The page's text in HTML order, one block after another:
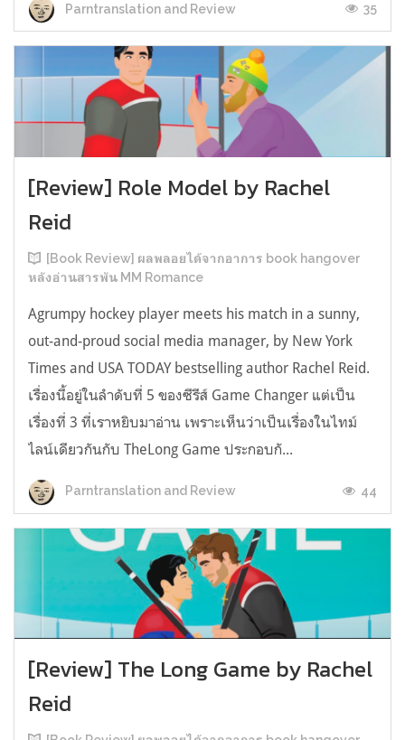
Parntranslation and Review 35
[Review] Role Model by Rachel
Reid
[Book Review] ผลพลอยได้จากอาการ book hangover
หลังอ่านสารพัน MM Romance
Agrumpy hockey player meets his match in a sunny,
out-and-proud social media manager, by New York
Times and USA TODAY bestselling author Rachel Reid.
เรื่องนี้อยู่ในลำดับที่ 5 ของซีรีส์ Game Changer แต่เป็น
เรื่องที่ 3 ที่เราหยิบมาอ่าน เพราะเห็นว่าเป็นเรื่องในไทม์
ไลน์เดียวกันกับ TheLong Game ประกอบกั...
Parntranslation and Review 44
[Review] The Long Game by Rachel
Reid